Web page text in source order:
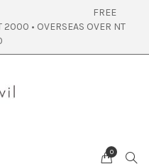
• OVERSEAS OVER NT
0